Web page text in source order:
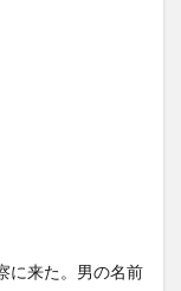
に来た。男の名前